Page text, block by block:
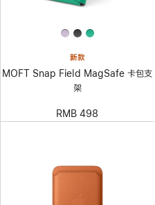
新款
MOFT Snap Field MagSafe 卡包支
架
RMB 498